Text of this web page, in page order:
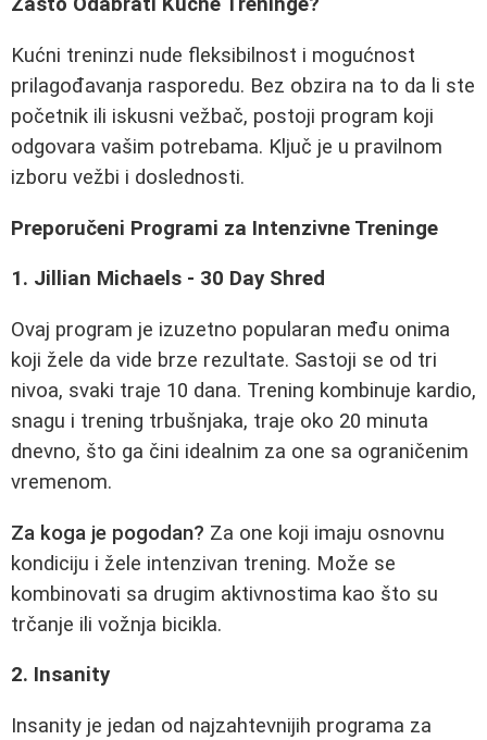
Kućni treninzi nude fleksibilnost i mogućnost
prilagođavanja rasporedu. Bez obzira na to da li ste
početnik ili iskusni vežbač, postoji program koji
odgovara vašim potrebama. Ključ je u pravilnom
izboru vežbi i doslednosti.
Preporučeni Programi za Intenzivne Treninge
1. Jillian Michaels - 30 Day Shred
Ovaj program je izuzetno popularan među onima
koji žele da vide brze rezultate. Sastoji se od tri
nivoa, svaki traje 10 dana. Trening kombinuje kardio,
snagu i trening trbušnjaka, traje oko 20 minuta
dnevno, što ga čini idealnim za one sa ograničenim
vremenom.
Za koga je pogodan? Za one koji imaju osnovnu
kondiciju i žele intenzivan trening. Može se
kombinovati sa drugim aktivnostima kao što su
trčanje ili vožnja bicikla.
2. Insanity
Insanity je jedan od najzahtevnijih programa za